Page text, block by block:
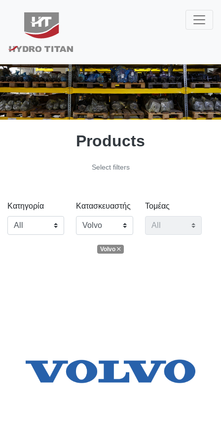
Products
Select filters
Κατηγορία Κατασκευαστής Τομέας
Volvo